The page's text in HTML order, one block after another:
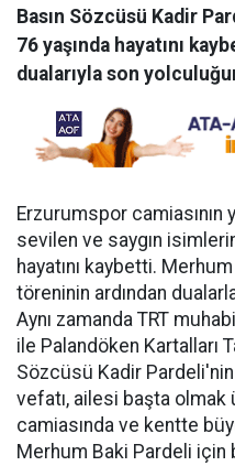
Basın Sözcüsü Kadir
76 yaşında hayatını
dualarıyla son
Erzurumspor camiasının
sevilen ve saygın
hayatını kaybetti.
töreninin ardından
Aynı zamanda TRT
ile Palandöken Kartalları
Sözcüsü Kadir
vefatı, ailesi başta
camiasında ve kentte
Merhum Baki Pardeli için